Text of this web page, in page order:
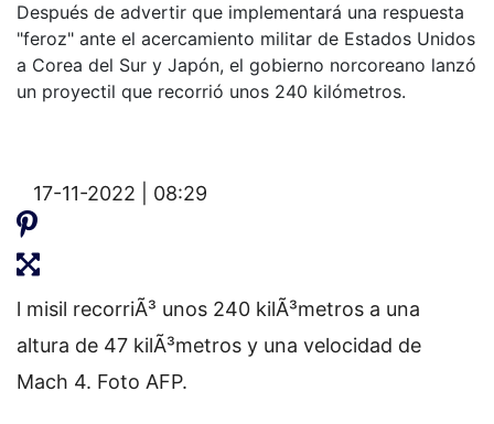
Después de advertir que implementará una respuesta
"feroz" ante el acercamiento militar de Estados Unidos
a Corea del Sur y Japón, el gobierno norcoreano lanzó
un proyectil que recorrió unos 240 kilómetros.
17-11-2022 | 08:29
l misil recorriÃ³ unos 240 kilÃ³metros a una
altura de 47 kilÃ³metros y una velocidad de
Mach 4. Foto AFP.